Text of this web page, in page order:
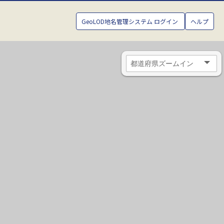
GeoLOD地名管理システム ログイン ヘルプ